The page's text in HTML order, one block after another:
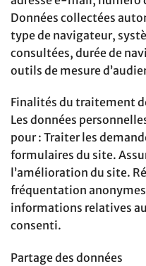
Données collectées
type de navigateur,
consultées, durée de
outils de mesure
Finalités du traitement
Les données
pour : Traiter les
formulaires du site.
l’amélioration du site.
fréquentation
informations relatives
consenti.
Partage des données